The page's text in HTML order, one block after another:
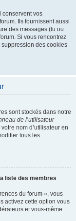
conservent vos
Ils fournissent aussi
des messages (lu ou
Si vous rencontrez
des cookies
sont stockés dans notre
de l’utilisateur
nom d’utilisateur en
tous les
liste des membres
du forum », vous
activez cette option vous
et vous-même.